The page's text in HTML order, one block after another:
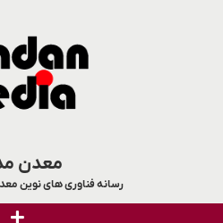
معدن
رسانه فناوری های نوین